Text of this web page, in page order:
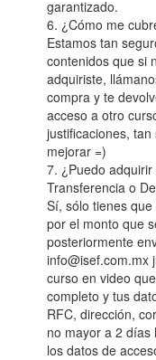
garantizado.
6. ¿Cómo me
Estamos tan
contenidos que si
adquiriste,
compra y te
acceso a otro
justificaciones,
mejorar =)
7. ¿Puedo
Transferencia o
Sí, sólo tienes
por el monto que
posteriormente
info@isef.com.mx
curso en video
completo y tus
RFC, dirección,
no mayor a 2 días
los datos de